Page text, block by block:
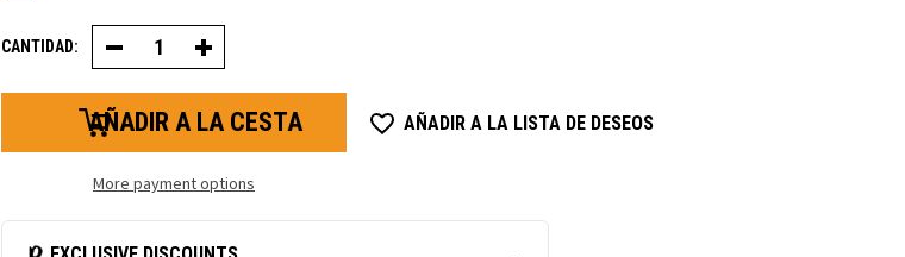
CANTIDAD: Disminuir
la
cantidad
de
PolarForce®
Aumentar
la
cantidad
calcetines
More payment options
AÑADIR A LA LISTA DE DESEOS